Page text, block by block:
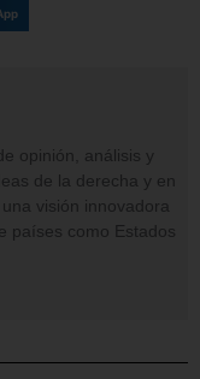
opinión, análisis y
de la derecha y en
visión innovadora
países como Estados